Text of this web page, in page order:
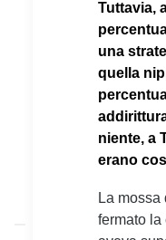
Tuttavia,
una
quella
niente, a
erano
La mossa
fermato la